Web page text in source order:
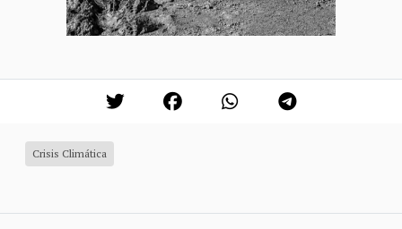
Crisis Climática